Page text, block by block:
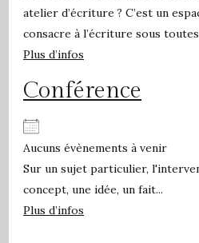
atelier d’écriture ? C’est un
consacre à l’écriture sous
Plus d’infos
Conférence
Aucuns évènements à venir
Sur un sujet particulier,
concept, une idée, un fait...
Plus d’infos